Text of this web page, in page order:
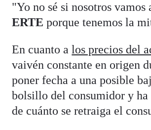
"Yo no sé si nosotros
ERTEporque tenemos la
En cuanto alos precios del
vaivén constante en origen
poner fecha a una posible
bolsillo del consumidor y ha
de cuánto se retraiga el